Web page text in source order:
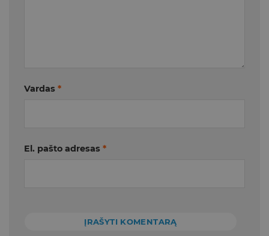
Vardas *
El. pašto adresas *